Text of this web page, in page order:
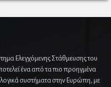
Ελεγχόμενης Στάθμευσης του
ένα από τα πιο προηγμένα
συστήματα στην Ευρώπη, με